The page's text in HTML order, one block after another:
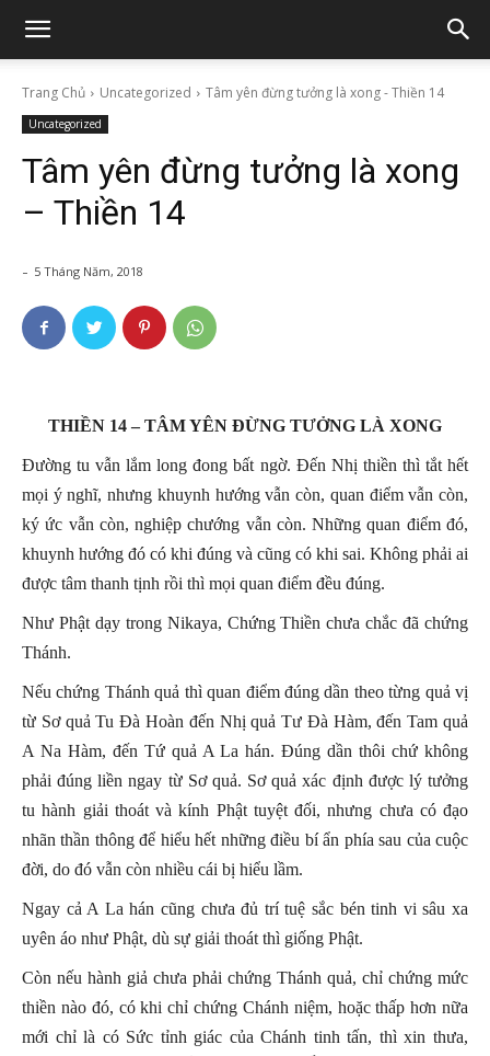
Trang Chủ Uncategorized Tâm yên đừng tưởng là xong - Thiền 14
Uncategorized
Tâm yên đừng tưởng là xong
– Thiền 14
- 5 Tháng Năm, 2018
THIỀN 14 – TÂM YÊN ĐỪNG TƯỞNG LÀ XONG
Đường tu vẫn lắm long đong bất ngờ. Đến Nhị thiền thì tắt hết
mọi ý nghĩ, nhưng khuynh hướng vẫn còn, quan điểm vẫn còn,
ký ức vẫn còn, nghiệp chướng vẫn còn. Những quan điểm đó,
khuynh hướng đó có khi đúng và cũng có khi sai. Không phải ai
được tâm thanh tịnh rồi thì mọi quan điểm đều đúng.
Như Phật dạy trong Nikaya, Chứng Thiền chưa chắc đã chứng
Thánh.
Nếu chứng Thánh quả thì quan điểm đúng dần theo từng quả vị
từ Sơ quả Tu Đà Hoàn đến Nhị quả Tư Đà Hàm, đến Tam quả
A Na Hàm, đến Tứ quả A La hán. Đúng dần thôi chứ không
phải đúng liền ngay từ Sơ quả. Sơ quả xác định được lý tưởng
tu hành giải thoát và kính Phật tuyệt đối, nhưng chưa có đạo
nhãn thần thông để hiểu hết những điều bí ẩn phía sau của cuộc
đời, do đó vẫn còn nhiều cái bị hiểu lầm.
Ngay cả A La hán cũng chưa đủ trí tuệ sắc bén tinh vi sâu xa
uyên áo như Phật, dù sự giải thoát thì giống Phật.
Còn nếu hành giả chưa phải chứng Thánh quả, chỉ chứng mức
thiền nào đó, có khi chỉ chứng Chánh niệm, hoặc thấp hơn nữa
mới chỉ là có Sức tỉnh giác của Chánh tinh tấn, thì xin thưa,